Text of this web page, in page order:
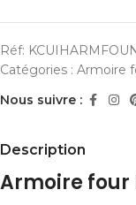
Réf:
Catégories : Armoire
Nous suivre :
Description
Armoire four